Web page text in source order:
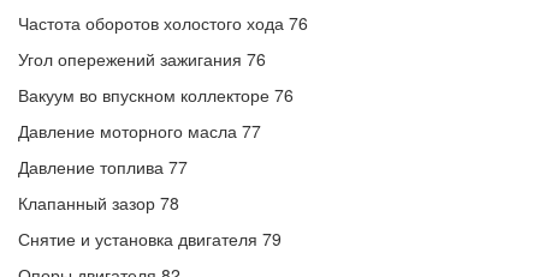
Частота оборотов холостого хода 76
Угол опережений зажигания 76
Вакуум во впускном коллекторе 76
Давление моторного масла 77
Давление топлива 77
Клапанный зазор 78
Снятие и установка двигателя 79